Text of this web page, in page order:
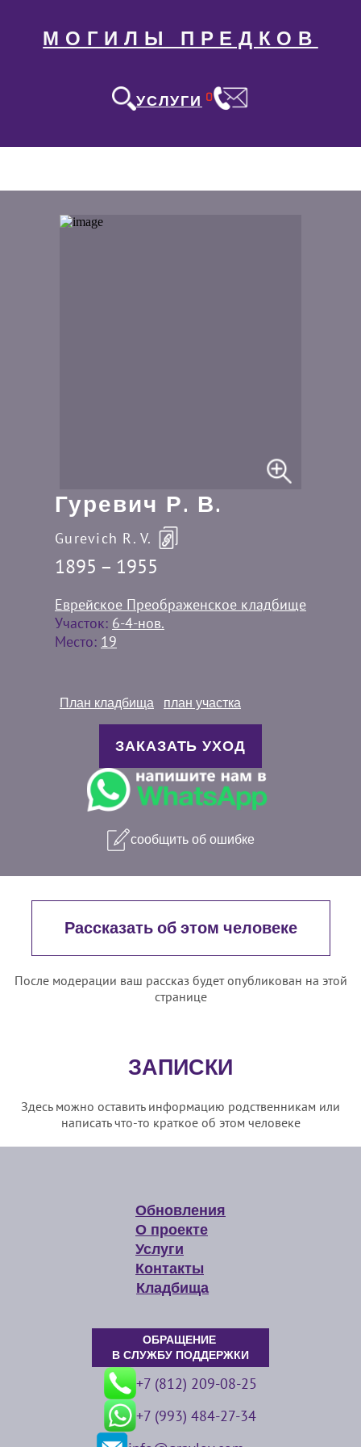
МОГИЛЫ ПРЕДКОВ
УСЛУГИ 0
Гуревич Р. В.
Gurevich R. V.
1895 – 1955
Еврейское Преображенское кладбище
Участок: 6-4-нов.
Место: 19
План кладбища план участка
ЗАКАЗАТЬ УХОД
сообщить об ошибке
Рассказать об этом человеке
После модерации ваш рассказ будет опубликован на этой
странице
ЗАПИСКИ
Здесь можно оставить информацию родственникам или
написать что-то краткое об этом человеке
Обновления
О проекте
Услуги
Контакты
Кладбища
ОБРАЩЕНИЕ
В СЛУЖБУ ПОДДЕРЖКИ
+7 (812) 209-08-25
+7 (993) 484-27-34